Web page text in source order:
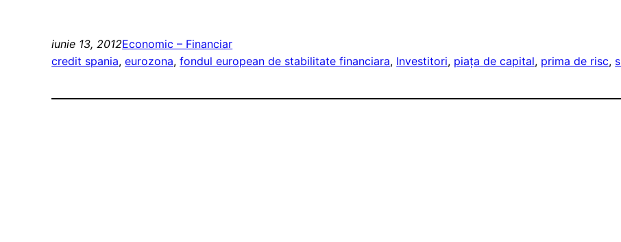
iunie 13, 2012Economic – Financiar
credit spania, eurozona, fondul european de stabilitate financiara, Investitori, piaţa de capital, prima de risc,